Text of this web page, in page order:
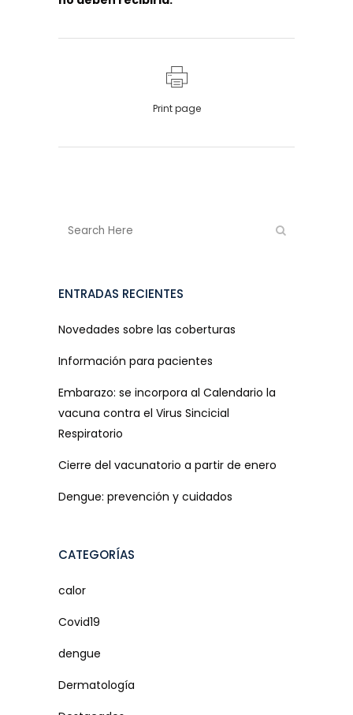
Print page
ENTRADAS RECIENTES
Novedades sobre las coberturas
Información para pacientes
Embarazo: se incorpora al Calendario la
vacuna contra el Virus Sincicial
Respiratorio
Cierre del vacunatorio a partir de enero
Dengue: prevención y cuidados
CATEGORÍAS
calor
Covid19
dengue
Dermatología